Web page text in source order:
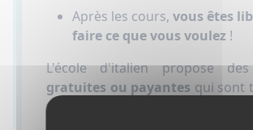
Après les cours, vous êtes
faire ce que vous voulez !
L'école d'italien propose
gratuites ou payantes qui sont
facultatives. Demandez le